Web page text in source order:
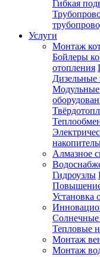
Гибкая
Услуги
Монтаж
Бойлеры
отопления
Дизельные
Модульные
Алмазное
Гидроузлы
Установка
Солнечные
Тепловые
Монтаж
Монтаж